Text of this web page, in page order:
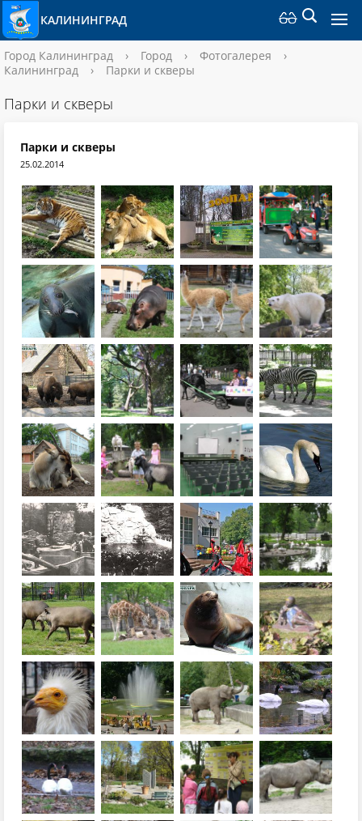
КАЛИНИНГРАД
Город Калининград › Город › Фотогалерея
›
Калининград
› Парки и скверы
Парки и скверы
Парки и скверы
25.02.2014